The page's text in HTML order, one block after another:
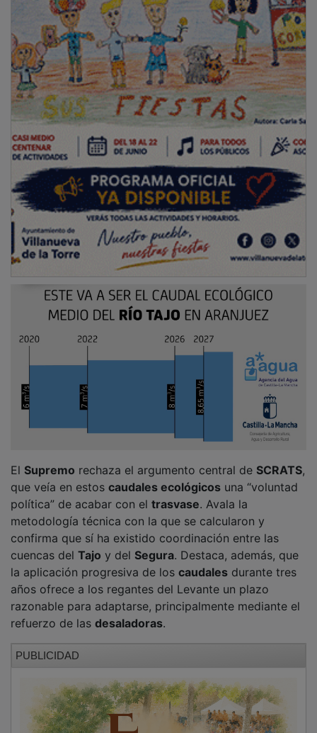
El Supremo rechaza el argumento central de SCRATS,
que veía en estos caudales ecológicos una “voluntad
política” de acabar con el trasvase. Avala la
metodología técnica con la que se calcularon y
confirma que sí ha existido coordinación entre las
cuencas del Tajo y del Segura. Destaca, además, que
la aplicación progresiva de los caudales durante tres
años ofrece a los regantes del Levante un plazo
razonable para adaptarse, principalmente mediante el
refuerzo de las desaladoras.
PUBLICIDAD